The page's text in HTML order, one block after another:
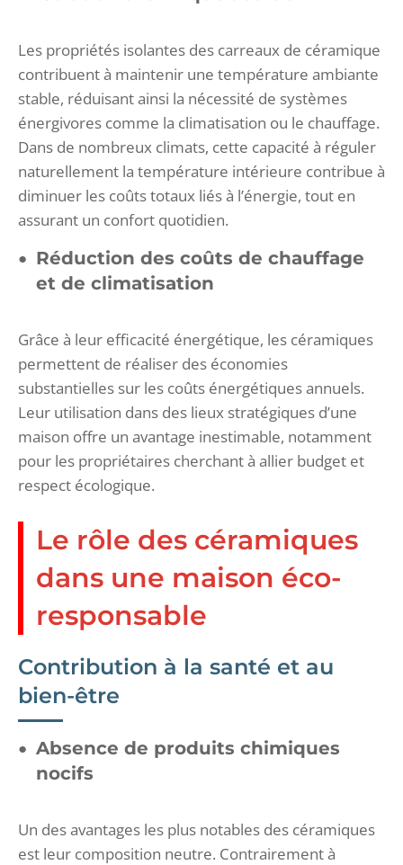
Les propriétés isolantes des carreaux de céramique
contribuent à maintenir une température ambiante
stable, réduisant ainsi la nécessité de systèmes
énergivores comme la climatisation ou le chauffage.
Dans de nombreux climats, cette capacité à réguler
naturellement la température intérieure contribue à
diminuer les coûts totaux liés à l’énergie, tout en
assurant un confort quotidien.
Réduction des coûts de chauffage
et de climatisation
Grâce à leur efficacité énergétique, les céramiques
permettent de réaliser des économies
substantielles sur les coûts énergétiques annuels.
Leur utilisation dans des lieux stratégiques d’une
maison offre un avantage inestimable, notamment
pour les propriétaires cherchant à allier budget et
respect écologique.
Le rôle des céramiques
dans une maison éco-
responsable
Contribution à la santé et au
bien-être
Absence de produits chimiques
nocifs
Un des avantages les plus notables des céramiques
est leur composition neutre. Contrairement à